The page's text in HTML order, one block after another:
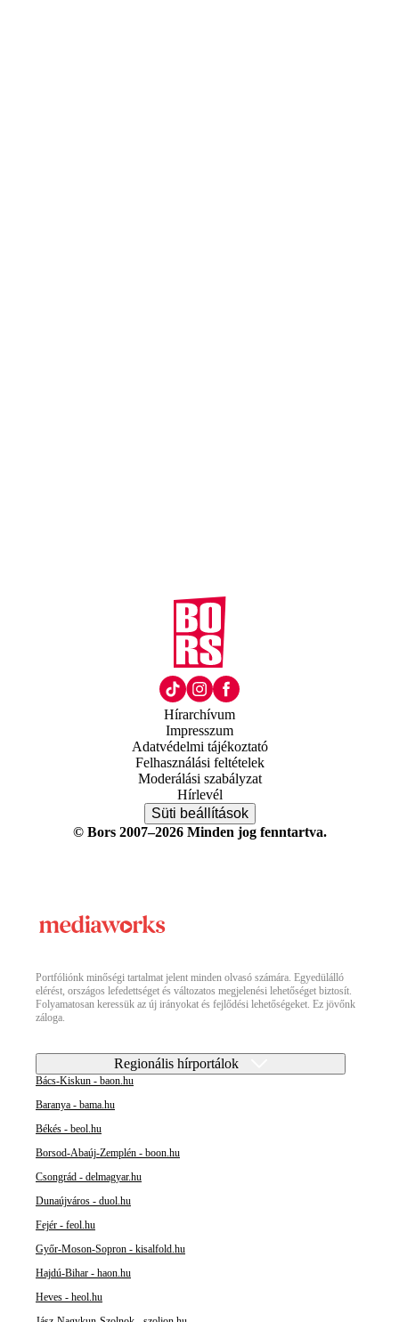
Hírarchívum
Impresszum
Adatvédelmi tájékoztató
Felhasználási feltételek
Moderálási szabályzat
Hírlevél
Süti beállítások
© Bors 2007–2026 Minden jog fenntartva.
Portfóliónk minőségi tartalmat jelent minden olvasó számára. Egyedülálló
elérést, országos lefedettséget és változatos megjelenési lehetőséget biztosít.
Folyamatosan keressük az új irányokat és fejlődési lehetőségeket. Ez jövőnk
záloga.
Regionális hírportálok
Bács-Kiskun - baon.hu
Baranya - bama.hu
Békés - beol.hu
Borsod-Abaúj-Zemplén - boon.hu
Csongrád - delmagyar.hu
Dunaújváros - duol.hu
Fejér - feol.hu
Győr-Moson-Sopron - kisalfold.hu
Hajdú-Bihar - haon.hu
Heves - heol.hu